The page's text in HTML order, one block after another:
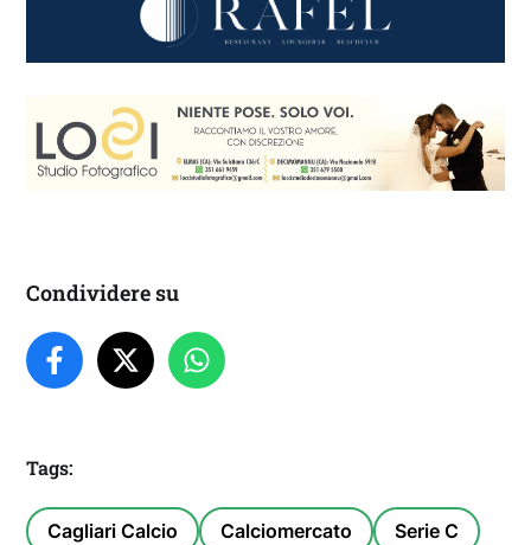
Condividere su
Tags:
Cagliari Calcio Calciomercato Serie C